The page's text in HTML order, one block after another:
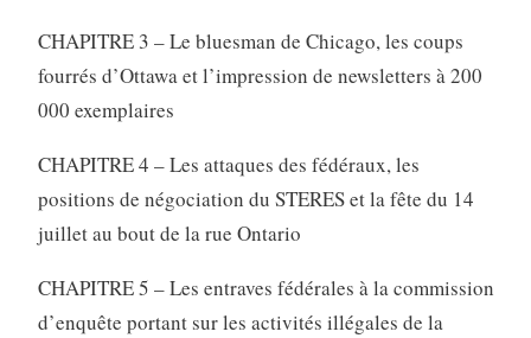
CHAPITRE 3 – Le bluesman de Chicago, les coups
fourrés d’Ottawa et l’impression de newsletters à 200
000 exemplaires
CHAPITRE 4 – Les attaques des fédéraux, les
positions de négociation du STERES et la fête du 14
juillet au bout de la rue Ontario
CHAPITRE 5 – Les entraves fédérales à la commission
d’enquête portant sur les activités illégales de la